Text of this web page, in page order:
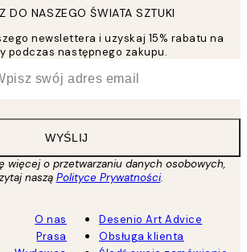
DO NASZEGO ŚWIATA SZTUKI
newslettera i uzyskaj 15% rabatu na
podczas następnego zakupu.
WYŚLIJ
więcej o przetwarzaniu danych osobowych,
naszą Polityce Prywatności.
O nas
Prasa
Desenio Art Advice
Obsługa klienta